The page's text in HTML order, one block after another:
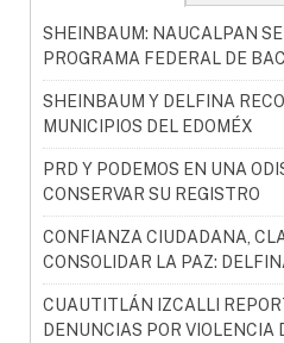
SHEINBAUM: NAUCALPAN
PROGRAMA FEDERAL DE
SHEINBAUM Y DELFINA
MUNICIPIOS DEL EDOMÉX
PRD Y PODEMOS EN UNA
CONSERVAR SU REGISTRO
CONFIANZA CIUDADANA,
CONSOLIDAR LA PAZ:
CUAUTITLÁN IZCALLI
DENUNCIAS POR VIOLENCIA